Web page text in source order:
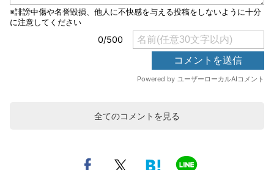
全てのコメントを見る